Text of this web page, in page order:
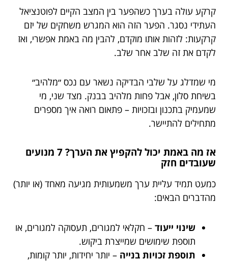
קרקע עולה בערך כשהפער בין המצב הקיים לפוטנציאל
העתידי נסגר. הפער הזה הוא המגרש משחקים של יזם
קרקעות: לזהות אותו מוקדם, להבין מה באמת אפשרי, ואז
לקדם את זה שלב אחר שלב.
מי שמדלג על שלבי הבדיקה נשאר עם נכס ״מלהיב״
בשיחת סלון, אבל פחות מלהיב בבנק. מצד שני, מי
שמעמיק בתכנון ובזכויות – פתאום רואה איך מספרים
מתחילים להתיישר.
אז מה באמת יכול להקפיץ את הערך? 7 מנועים
שעובדים חזק
כמעט תמיד עליית ערך משמעותית מגיעה מאחד (או יותר)
מהדברים הבאים:
שינוי ייעוד – חקלאי למגורים, תעסוקה למגורים, או
תוספת שימושים שמייצרת ביקוש.
תוספת זכויות בנייה – יותר יחידות, יותר קומות,